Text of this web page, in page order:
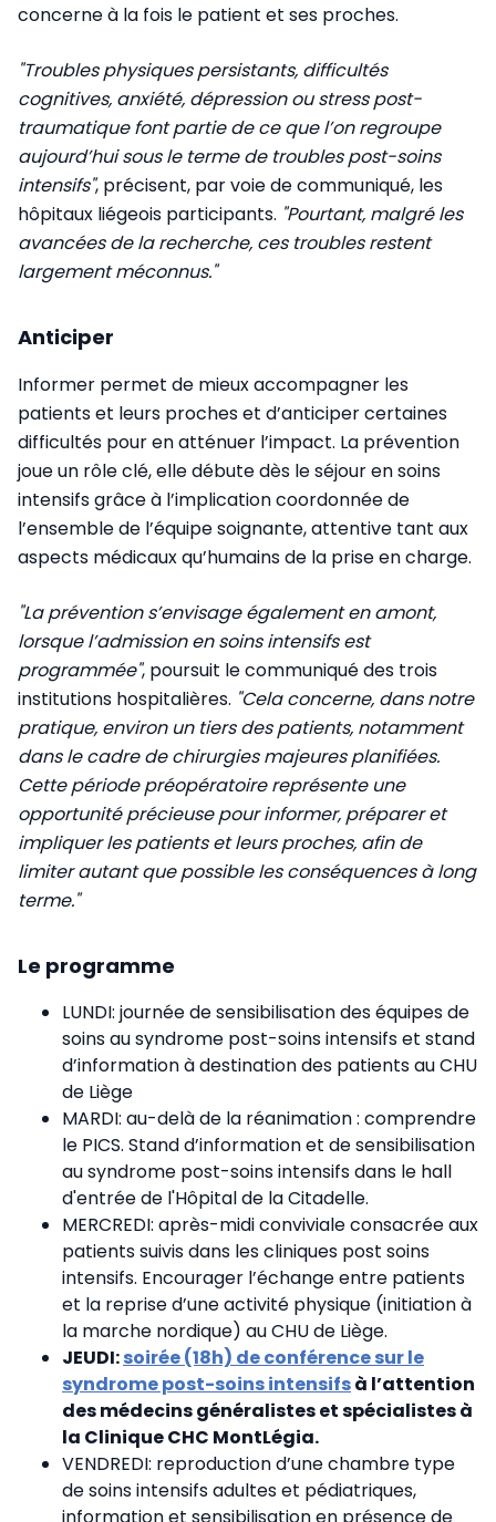
concerne à la fois le patient et ses proches.
"Troubles physiques persistants, difficultés
cognitives, anxiété, dépression ou stress post-
traumatique font partie de ce que l’on regroupe
aujourd’hui sous le terme de troubles post-soins
intensifs", précisent, par voie de communiqué, les
hôpitaux liégeois participants. "Pourtant, malgré les
avancées de la recherche, ces troubles restent
largement méconnus."
Anticiper
Informer permet de mieux accompagner les
patients et leurs proches et d’anticiper certaines
difficultés pour en atténuer l’impact. La prévention
joue un rôle clé, elle débute dès le séjour en soins
intensifs grâce à l’implication coordonnée de
l’ensemble de l’équipe soignante, attentive tant aux
aspects médicaux qu’humains de la prise en charge.
"La prévention s’envisage également en amont,
lorsque l’admission en soins intensifs est
programmée", poursuit le communiqué des trois
institutions hospitalières. "Cela concerne, dans notre
pratique, environ un tiers des patients, notamment
dans le cadre de chirurgies majeures planifiées.
Cette période préopératoire représente une
opportunité précieuse pour informer, préparer et
impliquer les patients et leurs proches, afin de
limiter autant que possible les conséquences à long
terme."
Le programme
LUNDI: journée de sensibilisation des équipes de
soins au syndrome post-soins intensifs et stand
d’information à destination des patients au CHU
de Liège
MARDI: au-delà de la réanimation : comprendre
le PICS. Stand d’information et de sensibilisation
au syndrome post-soins intensifs dans le hall
d'entrée de l'Hôpital de la Citadelle.
MERCREDI: après-midi conviviale consacrée aux
patients suivis dans les cliniques post soins
intensifs. Encourager l’échange entre patients
et la reprise d’une activité physique (initiation à
la marche nordique) au CHU de Liège.
JEUDI:soirée (18h) de conférence sur le
syndrome post-soins intensifsà l’attention
des médecins généralistes et spécialistes à
la Clinique CHC MontLégia.
VENDREDI: reproduction d’une chambre type
de soins intensifs adultes et pédiatriques,
information et sensibilisation en présence de